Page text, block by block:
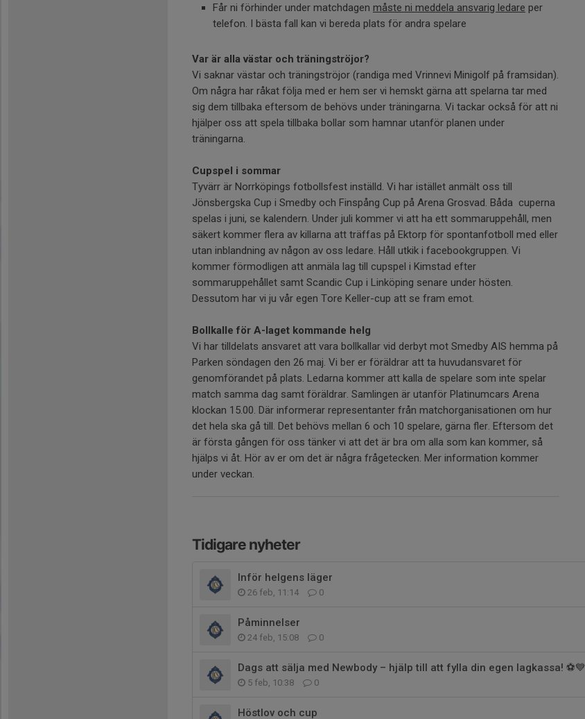
Får ni förhinder under matchdagen måste ni meddela ansvarig ledare per
telefon. I bästa fall kan vi bereda plats för andra spelare
Var är alla västar och träningströjor?
Vi saknar västar och träningströjor (randiga med Vrinnevi Minigolf på framsidan).
Om några har råkat följa med er hem ser vi hemskt gärna att spelarna tar med
sig dem tillbaka eftersom de behövs under träningarna. Vi tackar också för att ni
hjälper oss att spela tillbaka bollar som hamnar utanför planen under
träningarna.
Cupspel i sommar
Tyvärr är Norrköpings fotbollsfest inställd. Vi har istället anmält oss till
Jönsbergska Cup i Smedby och Finspång Cup på Arena Grosvad. Båda cuperna
spelas i juni, se kalendern. Under juli kommer vi att ha ett sommaruppehåll, men
säkert kommer flera av killarna att träffas på Ektorp för spontanfotboll med eller
utan inblandning av någon av oss ledare. Håll utkik i facebookgruppen. Vi
kommer förmodligen att anmäla lag till cupspel i Kimstad efter
sommaruppehållet samt Scandic Cup i Linköping senare under hösten.
Dessutom har vi ju vår egen Tore Keller-cup att se fram emot.
Bollkalle för A-laget kommande helg
Vi har tilldelats ansvaret att vara bollkallar vid derbyt mot Smedby AIS hemma på
Parken söndagen den 26 maj. Vi ber er föräldrar att ta huvudansvaret för
genomförandet på plats. Ledarna kommer att kalla de spelare som inte spelar
match samma dag samt föräldrar. Samlingen är utanför Platinumcars Arena
klockan 15.00. Där informerar representanter från matchorganisationen om hur
det hela ska gå till. Det behövs mellan 6 och 10 spelare, gärna fler. Eftersom det
är första gången för oss tänker vi att det är bra om alla som kan kommer, så
hjälps vi åt. Hör av er om det är några frågetecken. Mer information kommer
under veckan.
Tidigare nyheter
Inför helgens läger
26 feb, 11:14 0
Påminnelser
24 feb, 15:08 0
Dags att sälja med Newbody – hjälp till att fylla din egen lagkassa! ⚽️💙
5 feb, 10:38 0
Höstlov och cup